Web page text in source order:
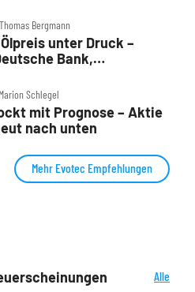
Bergmann
unter Druck –
Bank,
Check
Schlegel
mit Prognose – Aktie
nach unten
Mehr Evotec Empfehlungen
Alle